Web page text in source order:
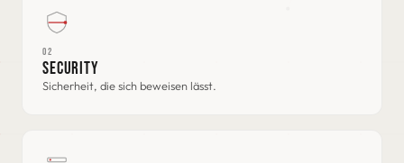
02
SECURITY
Sicherheit, die sich beweisen lässt.